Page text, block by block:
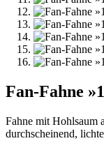
Fan-Fahne
Fahne mit Hohlsaum
durchscheinend,